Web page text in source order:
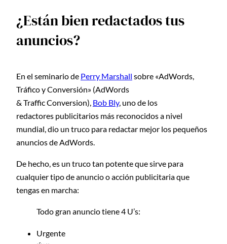
¿Están bien redactados tus
anuncios?
En el seminario de Perry Marshall sobre «AdWords,
Tráfico y Conversión» (AdWords
& Traffic Conversion), Bob Bly, uno de los
redactores publicitarios más reconocidos a nivel
mundial, dio un truco para redactar mejor los pequeños
anuncios de AdWords.
De hecho, es un truco tan potente que sirve para
cualquier tipo de anuncio o acción publicitaria que
tengas en marcha:
Todo gran anuncio tiene 4 U’s:
Urgente